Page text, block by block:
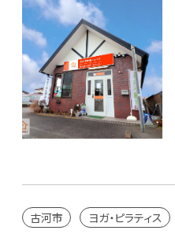
古河市 ヨガ・ピラティス